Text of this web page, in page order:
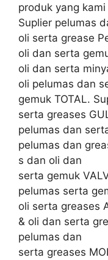
produk yang
Suplier pelumas
oli serta grease
oli dan serta
oli dan serta
oli pelumas dan
gemuk TOTAL.
serta greases
pelumas dan
pelumas dan
s dan oli dan
serta gemuk
pelumas serta
oli serta greases
& oli dan serta
pelumas dan
serta greases